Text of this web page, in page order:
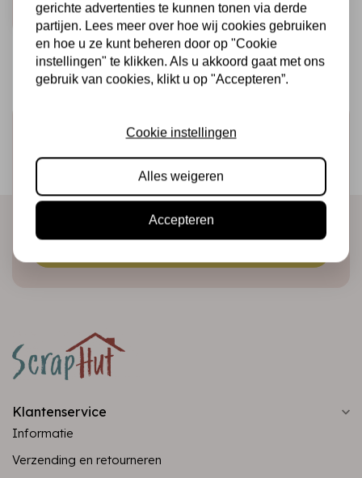
Snel toevoegen
Schrijf je in voor de nieuwsbrief
Ontvang als eerste onze actie en nieuwe producten
Klantenservice
Informatie
Verzending en retourneren
gerichte advertenties te kunnen tonen via derde
partijen. Lees meer over hoe wij cookies gebruiken
en hoe u ze kunt beheren door op "Cookie
instellingen" te klikken. Als u akkoord gaat met ons
gebruik van cookies, klikt u op "Accepteren”.
Cookie instellingen
Alles weigeren
Accepteren